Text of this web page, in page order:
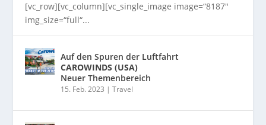
[vc_row][vc_column][vc_single_image image=“8187″
img_size=“full“...
Auf den Spuren der Luftfahrt
CAROWINDS (USA)
Neuer Themenbereich
15. Feb. 2023 |Travel